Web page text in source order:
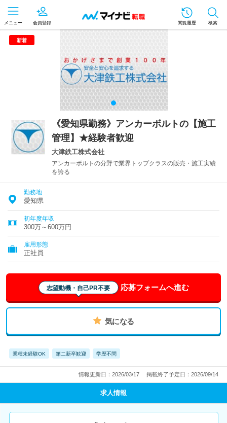
メニュー 会員登録 閲覧履歴 検索
新着
《愛知県勤務》アンカーボルトの【施工
管理】★経験者歓迎
大津鉄工株式会社
アンカーボルトの分野で業界トップクラスの販売・施工実績
を誇る
勤務地
愛知県
初年度年収
300万～600万円
雇用形態
正社員
志望動機・自己PR不要 応募フォームへ進む
気になる
業種未経験OK 第二新卒歓迎 学歴不問
情報更新日：2026/03/17 掲載終了予定日：2026/09/14
求人情報